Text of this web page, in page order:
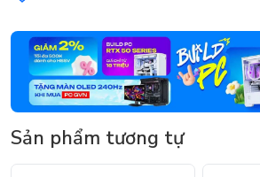
Sản phẩm tương tự